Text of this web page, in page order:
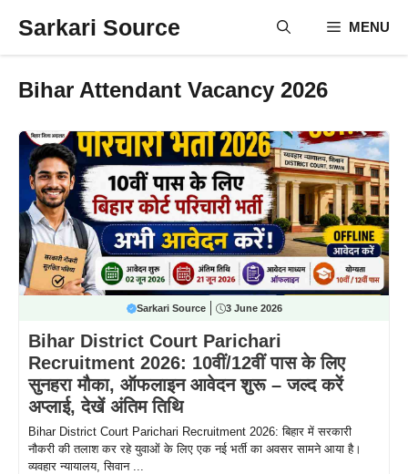
Sarkari Source MENU
Bihar Attendant Vacancy 2026
Sarkari Source 3 June 2026
Bihar District Court Parichari
Recruitment 2026: 10वीं/12वीं पास के लिए
सुनहरा मौका, ऑफलाइन आवेदन शुरू – जल्द करें
अप्लाई, देखें अंतिम तिथि
Bihar District Court Parichari Recruitment 2026: बिहार में सरकारी
नौकरी की तलाश कर रहे युवाओं के लिए एक नई भर्ती का अवसर सामने आया है।
व्यवहार न्यायालय, सिवान ...